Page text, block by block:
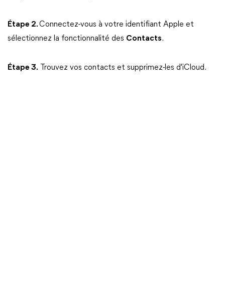
Étape 2.Connectez-vous à votre identifiant Apple et
sélectionnez la fonctionnalité des Contacts.
Étape 3. Trouvez vos contacts et supprimez-les d'iCloud.